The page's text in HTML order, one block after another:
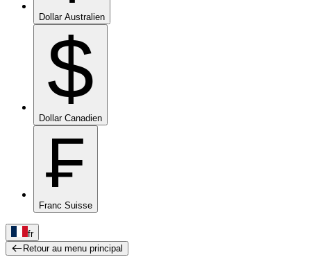
Dollar Australien
$
Dollar Canadien
₣
Franc Suisse
fr
Retour au menu principal